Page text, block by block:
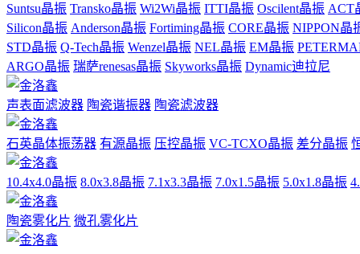
Suntsu晶振 Transko晶振 Wi2Wi晶振 ITTI晶振 Oscilent晶振 ACT
Silicon晶振 Anderson晶振 Fortiming晶振 CORE晶振 NIPPON晶
STD晶振 Q-Tech晶振 Wenzel晶振 NEL晶振 EM晶振
ARGO晶振 瑞萨renesas晶振 Skyworks晶振 Dynamic迪拉尼
声表面滤波器 陶瓷谐振器 陶瓷滤波器
石英晶体振荡器 有源晶振 压控晶振 VC-TCXO晶振 差分晶振
10.4x4.0晶振 8.0x3.8晶振 7.1x3.3晶振 7.0x1.5晶振 5.0x1.8晶振
陶瓷雾化片 微孔雾化片